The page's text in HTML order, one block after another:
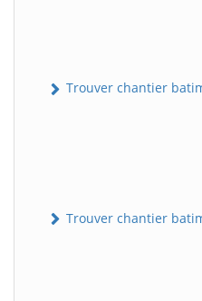
Trouver chantier
Trouver chantier